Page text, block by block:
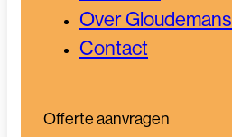
Over Gloudemans
Contact
Offerte aanvragen